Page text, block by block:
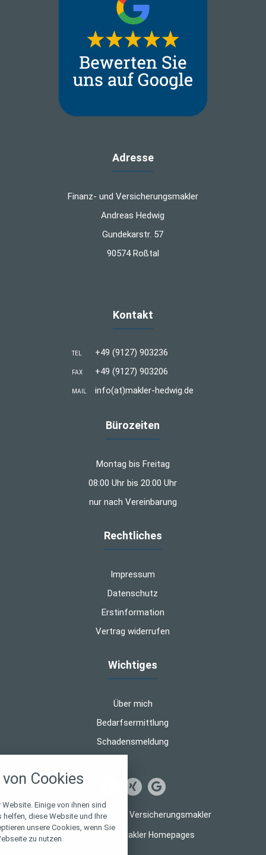
Adresse
Finanz- und Versicherungsmakler
Andreas Hedwig
Gundekarstr. 57
90574 Roßtal
Kontakt
TEL +49 (9127) 903236
FAX +49 (9127) 903206
MAIL info(at)makler-hedwig.de
Bürozeiten
Montag bis Freitag
08:00 Uhr bis 20:00 Uhr
nur nach Vereinbarung
Rechtliches
Impressum
Datenschutz
Erstinformation
Vertrag widerrufen
Wichtiges
Über mich
Bedarfsermittlung
Schadensmeldung
© 2026 Finanz- und Versicherungsmakler
Makler Homepages
Cookies
Einige von ihnen sind
diese Website und Ihre
unsere Cookies, wenn Sie
zu nutzen.
alle verwendeten Cookies und
zu blockieren.
Notwendig